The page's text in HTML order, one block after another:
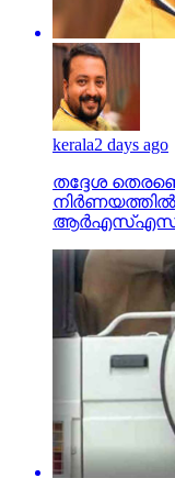
kerala2 days ago
തദ്ദേശ
നിര്‍ണയത്തില്‍
ആര്‍എസ്എസ്